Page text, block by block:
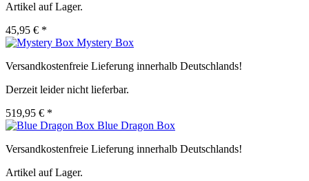
Artikel auf Lager.
45,95 € *
Mystery Box
Versandkostenfreie Lieferung innerhalb Deutschlands!
Derzeit leider nicht lieferbar.
519,95 € *
Blue Dragon Box
Versandkostenfreie Lieferung innerhalb Deutschlands!
Artikel auf Lager.